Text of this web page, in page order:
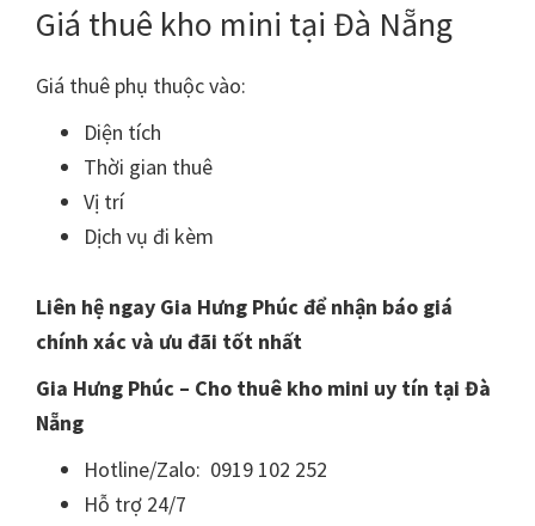
Giá thuê kho mini tại Đà Nẵng
Giá thuê phụ thuộc vào:
Diện tích
Thời gian thuê
Vị trí
Dịch vụ đi kèm
Liên hệ ngay Gia Hưng Phúc để nhận báo giá
chính xác và ưu đãi tốt nhất
Gia Hưng Phúc – Cho thuê kho mini uy tín tại Đà
Nẵng
Hotline/Zalo: 0919 102 252
Hỗ trợ 24/7